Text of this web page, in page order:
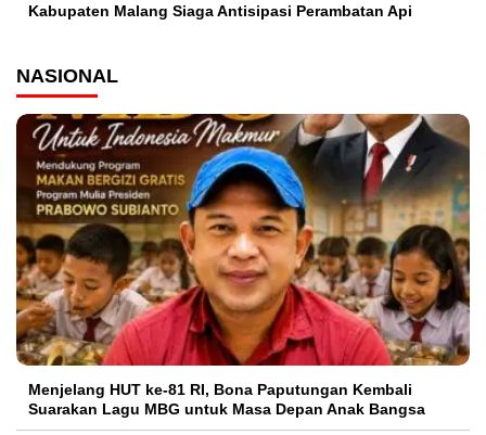
Kabupaten Malang Siaga Antisipasi Perambatan Api
NASIONAL
Menjelang HUT ke-81 RI, Bona Paputungan Kembali
Suarakan Lagu MBG untuk Masa Depan Anak Bangsa